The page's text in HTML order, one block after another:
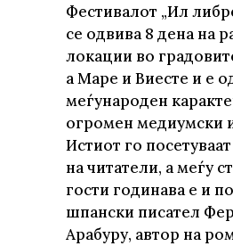
Фестивалот „Ил
се одвива 8 дена на
локации во
а Маре и Виесте и е
меѓународен
огромен медиумски
Истиот го
на читатели, а меѓу
гости годинава е и
шпански писател
Арабуру, автор на